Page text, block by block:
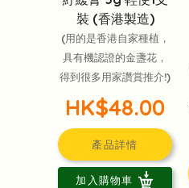
裝 (香港製造)
(用的是香港自家種植，
具有機認證的金盞花，
得到很多用家讚賞推介!)
HK$48.00
產品詳情
加入購物車